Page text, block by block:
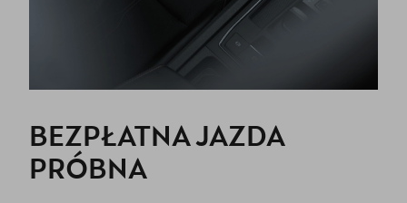
BEZPŁATNA JAZDA
PRÓBNA